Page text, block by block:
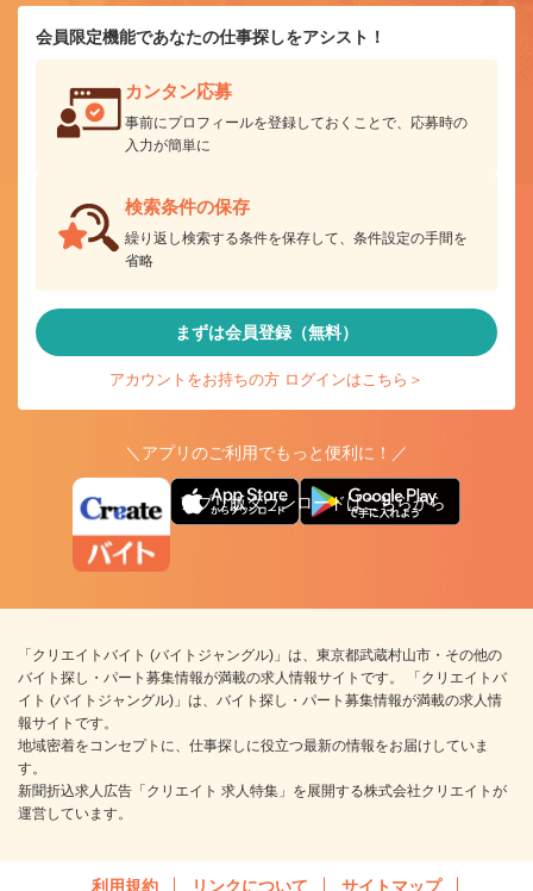
会員限定機能であなたの仕事探しをアシスト！
カンタン応募
事前にプロフィールを登録しておくことで、応募時の
入力が簡単に
検索条件の保存
繰り返し検索する条件を保存して、条件設定の手間を
省略
まずは会員登録（無料）
アカウントをお持ちの方 ログインはこちら＞
＼アプリのご利用でもっと便利に！／
アプリ版ダウンロードはこちらから
「クリエイトバイト (バイトジャングル)」は、東京都武蔵村山市・その他の
バイト探し・パート募集情報が満載の求人情報サイトです。 「クリエイトバ
イト (バイトジャングル)」は、バイト探し・パート募集情報が満載の求人情
報サイトです。
地域密着をコンセプトに、仕事探しに役立つ最新の情報をお届けしていま
す。
新聞折込求人広告「クリエイト 求人特集」を展開する株式会社クリエイトが
運営しています。
利用規約 リンクについて サイトマップ